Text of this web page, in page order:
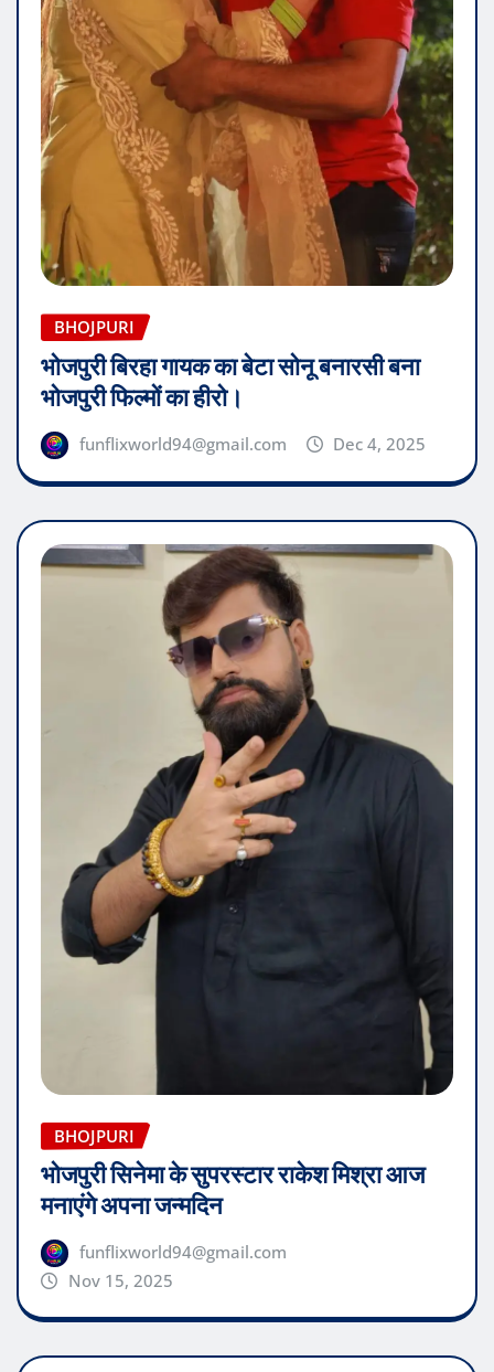
BHOJPURI
भोजपुरी बिरहा गायक का बेटा सोनू बनारसी बना
भोजपुरी फिल्मों का हीरो।
funflixworld94@gmail.com Dec 4, 2025
BHOJPURI
भोजपुरी सिनेमा के सुपरस्टार राकेश मिश्रा आज
मनाएंगे अपना जन्मदिन
funflixworld94@gmail.com
Nov 15, 2025